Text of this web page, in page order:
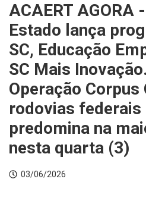
INTEGRIDADE
ACAERT AGORA
Estado lança
SC, Educação
SC Mais
Operação Corpus
rodovias federais
predomina na
nesta quarta (3)
03/06/2026